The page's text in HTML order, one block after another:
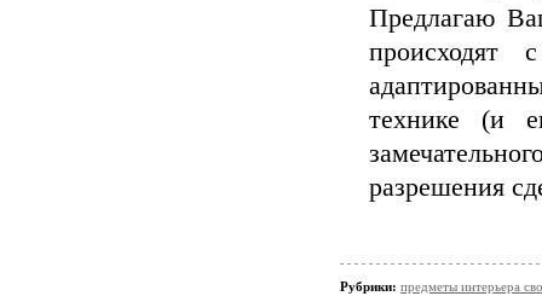
Предлагаю
происходят
технике (и
разрешения
Рубрики: предметы интерьера